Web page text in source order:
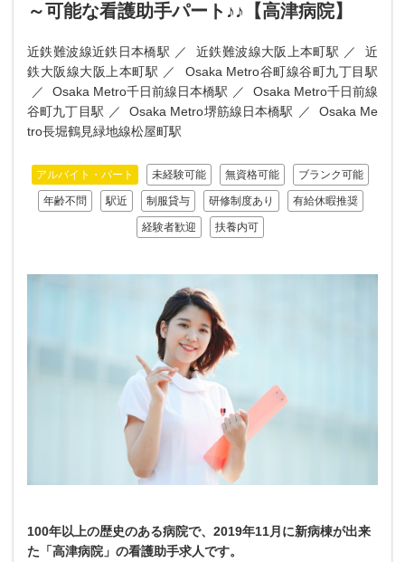
～可能な看護助手パート♪♪【高津病院】
近鉄難波線近鉄日本橋駅 近鉄難波線大阪上本町駅
近
鉄大阪線大阪上本町駅
Osaka Metro谷町線谷町九丁目駅
Osaka Metro千日前線日本橋駅
Osaka Metro千日前線
谷町九丁目駅
Osaka Metro堺筋線日本橋駅
Osaka Me
tro長堀鶴見緑地線松屋町駅
アルバイト・パート 未経験可能 無資格可能 ブランク可能
年齢不問 駅近 制服貸与 研修制度あり 有給休暇推奨
経験者歓迎 扶養内可
100年以上の歴史のある病院で、2019年11月に新病棟が出来
た「高津病院」の看護助手求人です。